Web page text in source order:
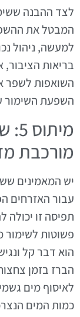
לצד ההבנה
המבטל את
למעשה, ניהול
בריאות
השואפות לשפר
השפעת השימור
מורכבת
יש המאמינים
עבור האזרחים
תפיסה זו
פשוטות לשימור
הוא דבר קל
הברז בזמן
לאיסוף מים
כמות המים